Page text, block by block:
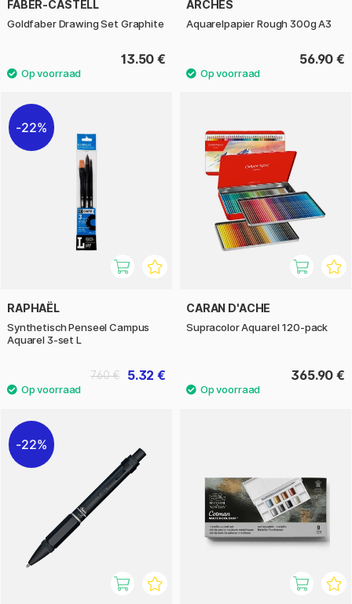
FABER-CASTELL
Goldfaber Drawing Set Graphite
13.50 €
ARCHES
Aquarelpapier Rough 300g A3
56.90 €
22%
RAPHAËL
Synthetisch Penseel Campus
Aquarel 3-set L
5.32 €
7.60 €
CARAN D'ACHE
Supracolor Aquarel 120-pack
365.90 €
22%